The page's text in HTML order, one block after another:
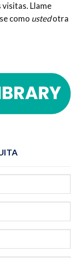
visitas. Llame
como ustedotra